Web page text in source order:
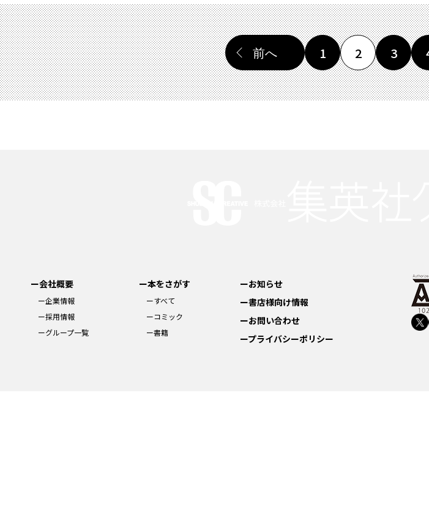
投
稿
の
ペ
ー
前へ 1 2 3
ー会社概要
ー企業情報
ー採用情報
ーグループ一覧
ー本をさがす
ーすべて
ーコミック
ー書籍
ーお知らせ
ー書店様向け情報
ーお問い合わせ
ープライバシーポリシー